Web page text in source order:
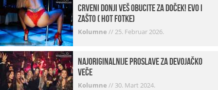
Crveni donji veš obucite za doček! Evo i
zašto ( hot fotke)
Kolumne //25. Februar 2026.
Najoriginalnije proslave za devojačko
veče
Kolumne // 30. Mart 2024.